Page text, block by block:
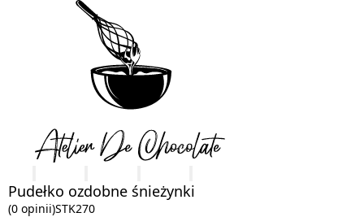
Pudełko ozdobne śnieżynki
(0 opinii)STK270